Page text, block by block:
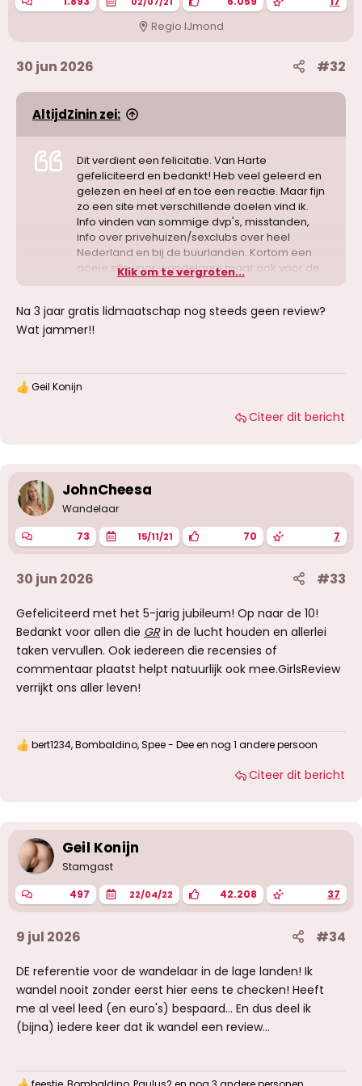
Regio IJmond
30 jun 2026 #32
AltijdZinin zei:
Dit verdient een felicitatie. Van Harte
gefeliciteerd en bedankt! Heb veel geleerd en
gelezen en heel af en toe een reactie. Maar fijn
zo een site met verschillende doelen vind ik.
Info vinden van sommige dvp's, misstanden,
info over privehuizen/sexclubs over heel
Nederland en bij de buurlanden. Kortom een
goeie site voor wandelaars maar ook voor de
professionele dvp's die het werk wel leuk
gefeliciteerd! Op naar de volgende jubileum.
Oh ja ik ben een leek in sites etc. maar is het
storend en neemt denk ik onnodig ruimte in
beslag. En dan bedoel ik oude berichten van
Dank voor een ieder die deze mooie site
Klik om te vergroten...
Na 3 jaar gratis lidmaatschap nog steeds geen review?
Wat jammer!!
W
n
g
n
:
Geil Konijn
Citeer dit bericht
JohnCheesa
Wandelaar
73 15/11/21 70 7
30 jun 2026 #33
Gefeliciteerd met het 5-jarig jubileum! Op naar de 10!
Bedankt voor allen die GRin de lucht houden en allerlei
taken vervullen. Ook iedereen die recensies of
commentaar plaatst helpt natuurlijk ook mee.GirlsReview
verrijkt ons aller leven!
W
n
g
n
:
bert1234,Bombaldino,Spee - Deeen nog 1 andere persoon
Citeer dit bericht
Geil Konijn
Stamgast
497 22/04/22 42.208 37
9 jul 2026 #34
DE referentie voor de wandelaar in de lage landen! Ik
wandel nooit zonder eerst hier eens te checken! Heeft
me al veel leed (en euro's) bespaard... En dus deel ik
(bijna) iedere keer dat ik wandel een review...